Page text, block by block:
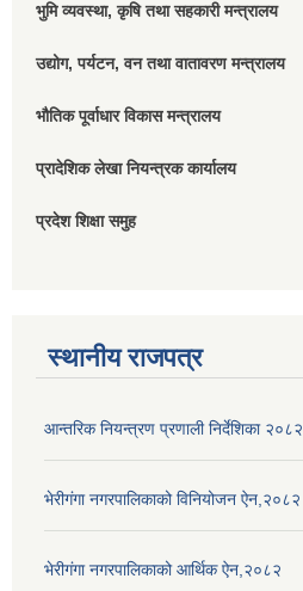
भुमि व्यवस्था, कृषि तथा सहकारी मन्त्रालय
उद्योग, पर्यटन, वन तथा वातावरण मन्त्रालय
भौतिक पूर्वाधार विकास मन्त्रालय
प्रादेशिक लेखा नियन्त्रक कार्यालय
प्रदेश शिक्षा समुह
स्थानीय राजपत्र
आन्तरिक नियन्त्रण प्रणाली निर्देशिका २०८२
भेरीगंगा नगरपालिकाको विनियोजन ऐन,२०८२
भेरीगंगा नगरपालिकाको आर्थिक ऐन,२०८२